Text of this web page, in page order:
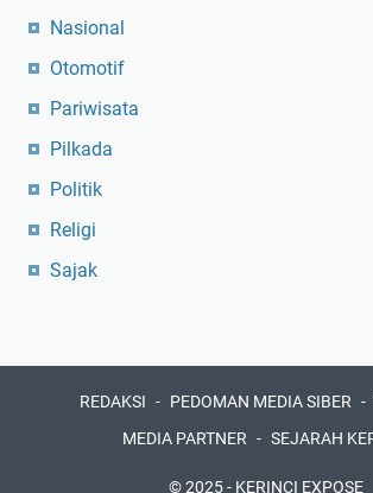
Nasional
Otomotif
Pariwisata
Pilkada
Politik
Religi
Sajak
REDAKSI PEDOMAN MEDIA SIBER
MEDIA PARTNER
SEJARAH
© 2025 - KERINCI EXPOSE